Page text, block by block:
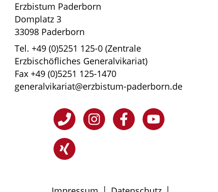
Erzbistum Paderborn
Domplatz 3
33098 Paderborn
Tel. +49 (0)5251 125-0 (Zentrale
Erzbischöfliches Generalvikariat)
Fax +49 (0)5251 125-1470
generalvikariat@erzbistum-paderborn.de